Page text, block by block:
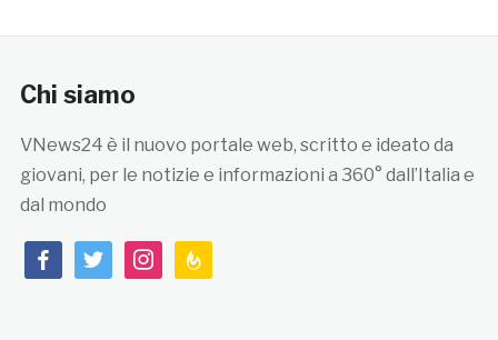
Chi siamo
VNews24 è il nuovo portale web, scritto e ideato da
giovani, per le notizie e informazioni a 360° dall’Italia e
dal mondo
facebooktwitterinstagramfeedburner